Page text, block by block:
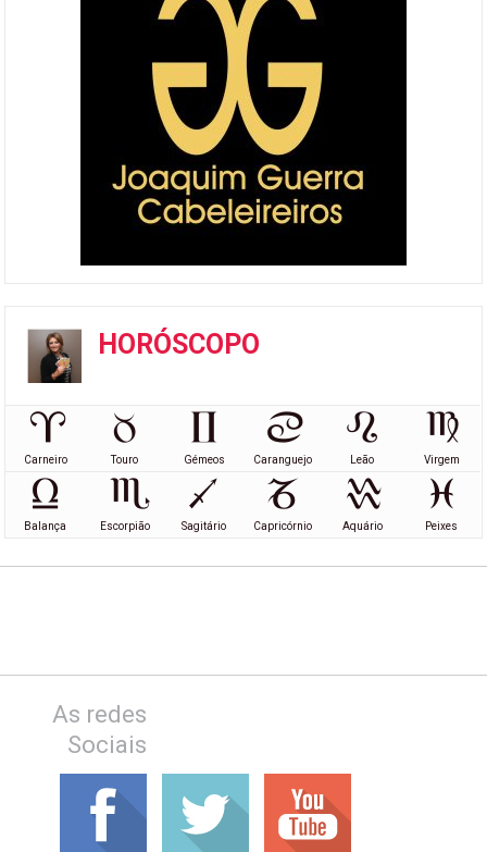
HORÓSCOPO
Carneiro Touro Gémeos Caranguejo Leão Virgem
Balança Escorpião Sagitário Capricórnio Aquário Peixes
As redes
Sociais